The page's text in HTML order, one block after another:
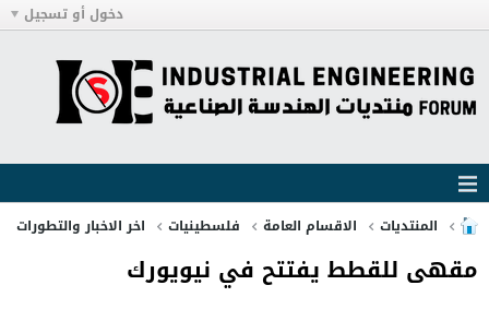
دخول أو تسجيل
المنتديات الاقسام العامة فلسطينيات اخر الاخبار والتطورات
مقهى للقطط يفتتح في نيويورك